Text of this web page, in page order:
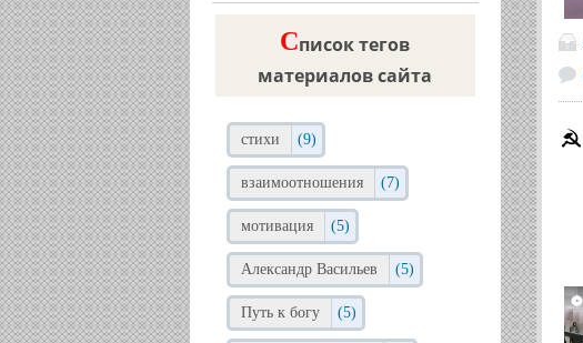
Cписок тегов
материалов сайта
стихи (9)
взаимоотношения (7)
мотивация (5)
Александр Васильев (5)
Путь к богу (5)